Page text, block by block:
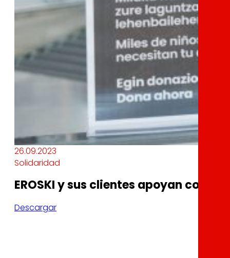
26.09.2023
Solidaridad
EROSKI y sus clientes apoyan con
Descargar